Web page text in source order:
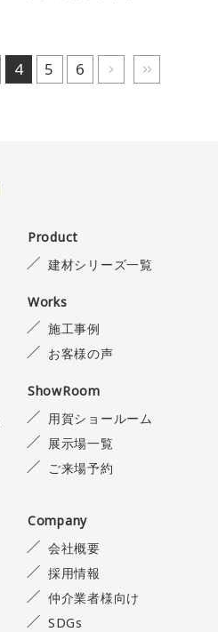
4 5 6 次へ
Product
建材シリーズ一覧
Works
施工事例
お客様の声
ShowRoom
用賀ショールーム
展示場一覧
ご来場予約
Company
会社概要
採用情報
仲介業者様向け
SDGs